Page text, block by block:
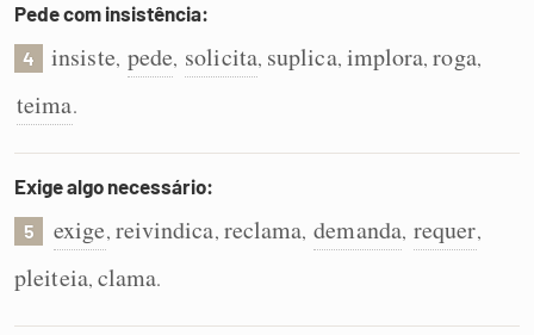
Pede com insistência:
4 insiste, pede, solicita, suplica, implora,roga,
teima.
Exige algo necessário:
5 exige, reivindica, reclama, demanda, requer,
pleiteia, clama.